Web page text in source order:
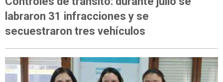
labraron 31 infracciones y se
secuestraron tres vehículos